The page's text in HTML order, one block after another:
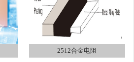
2512合金电阻